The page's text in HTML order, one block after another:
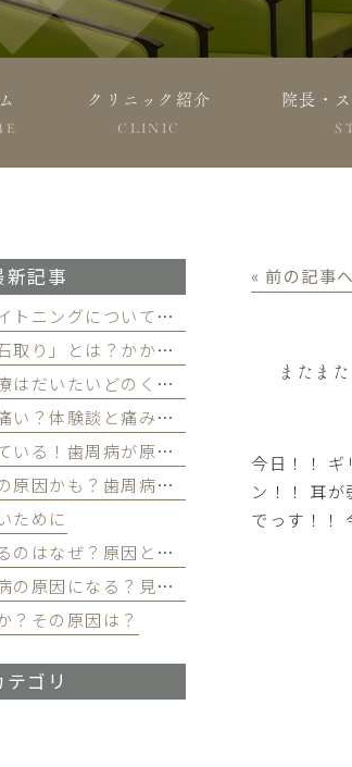
クリニック紹介
CLINIC
院長・
« 前の記事へ
またまた
今日！！
ン！！ 耳
でっす！！
新記事
歯医者でのホワイトニングについて徹底解
■歯医者の「歯石取り」とは？かかる費用について
歯医者の虫歯治療はだいたいどのくらい期間かかる？
■歯周病治療は痛い？体験談と痛みを軽減する方法
歯茎から血が出ている！歯周病が原因かも
■歯周病が口臭の原因かも？歯周病と口臭の関係について
ために
歯磨きで血が出るのはなぜ？原因と対策を解説
生活習慣が歯周病の原因になる？見直すべき習慣とは？
？その原因は？
テゴリ